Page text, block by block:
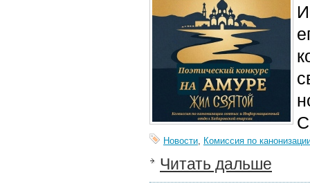
Новости, Комиссия по
Читать дальше